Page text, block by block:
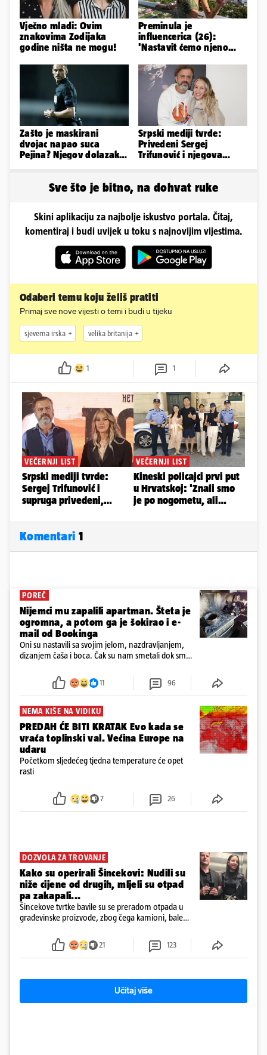
Vječno mladi: Ovim
znakovima Zodijaka
godine ništa ne mogu!
Preminula je
influencerica (26):
'Nastavit ćemo njeno
Zašto je maskirani
dvojac napao suca
Pejina? Njegov dolazak u
Srpski mediji tvrde:
Privedeni Sergej
Trifunović i njegova
Sve što je bitno, na dohvat ruke
Skini aplikaciju za najbolje iskustvo portala. Čitaj,
komentiraj i budi uvijek u toku s najnovijim vijestima.
Odaberi temu koju želiš pratiti
Primaj sve nove vijesti o temi i budi u tijeku
sjeverna irska velika britanija
1 1
Komentari 1
POREČ
Nijemci mu zapalili apartman. Šteta je
ogromna, a potom ga je šokirao i e-
mail od Bookinga
Oni su nastavili sa svojim jelom, nazdravljanjem,
dizanjem čaša i boca. Čak su nam smetali dok smo
požar, rekao je vlasnik
11 96
NEMA KIŠE NA VIDIKU
PREDAH ĆE BITI KRATAK Evo kada se
vraća toplinski val. Većina Europe na
udaru
Početkom sljedećeg tjedna temperature će opet
rasti
7 26
DOZVOLA ZA TROVANJE
Kako su operirali Šincekovi: Nudili su
niže cijene od drugih, mljeli su otpad
pa zakapali...
Šincekove tvrtke bavile su se preradom otpada u
građevinske proizvode, zbog čega kamioni, bale
21 123
Učitaj više